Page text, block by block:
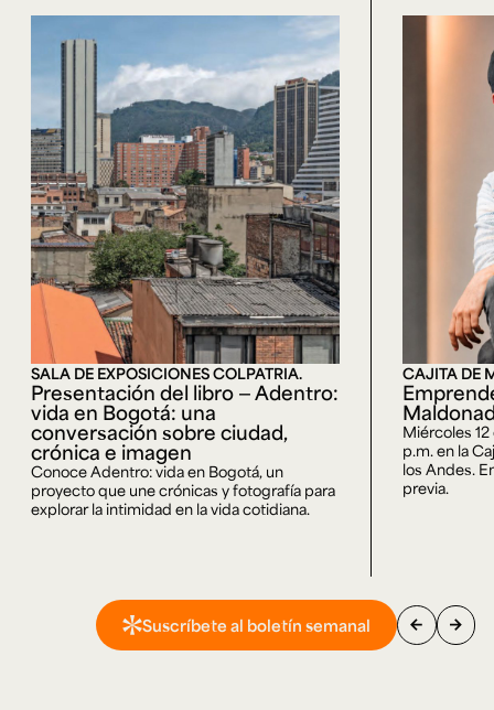
SALA DE EXPOSICIONES COLPATRIA.
Presentación del libro — Adentro:
vida en Bogotá: una
conversación sobre ciudad,
crónica e imagen
Conoce Adentro: vida en Bogotá, un
proyecto que une crónicas y fotografía para
explorar la intimidad en la vida cotidiana.
CAJITA DE
Miércoles
p.m. en la
los Andes.
previa.
Suscríbete al boletín semanal arrow_back arrow_forward